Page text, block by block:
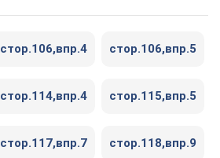
стор.106,впр.4 стор.106,впр.5
стор.114,впр.4 стор.115,впр.5
стор.117,впр.7 стор.118,впр.9